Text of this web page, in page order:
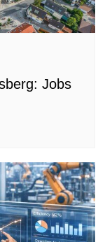
Jobs